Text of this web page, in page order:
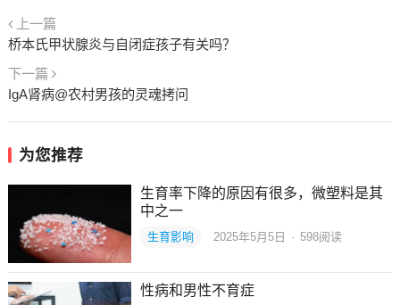
上一篇
桥本氏甲状腺炎与自闭症孩子有关吗？
下一篇
IgA肾病@农村男孩的灵魂拷问
为您推荐
生育率下降的原因有很多，微塑料是其
中之一
生育影响 2025年5月5日 · 598阅读
性病和男性不育症